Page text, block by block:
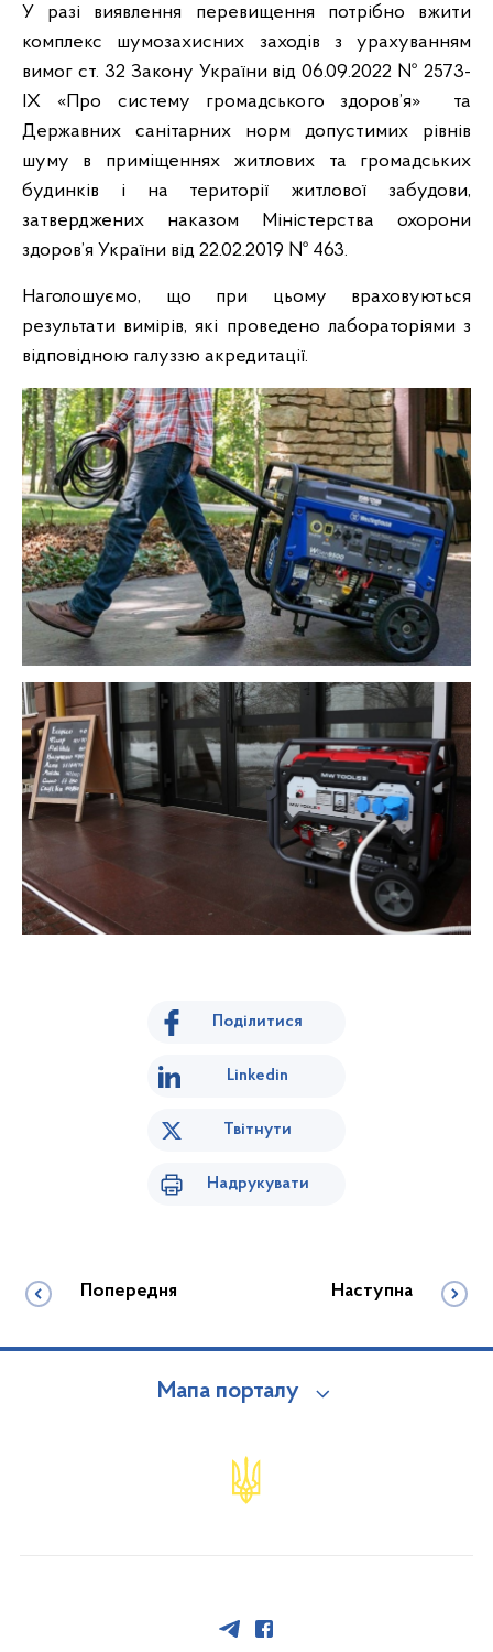
У разі виявлення перевищення потрібно вжити
комплекс шумозахисних заходів з урахуванням
вимог ст. 32 Закону України від 06.09.2022 № 2573-
ІХ «Про систему громадського здоров’я» та
Державних санітарних норм допустимих рівнів
шуму в приміщеннях житлових та громадських
будинків і на території житлової забудови,
затверджених наказом Міністерства охорони
здоров’я України від 22.02.2019 № 463.
Наголошуємо, що при цьому враховуються
результати вимірів, які проведено лабораторіями з
відповідною галуззю акредитації.
Поділитися
Linkedin
Твітнути
Надрукувати
Попередня Наступна
Мапа порталу